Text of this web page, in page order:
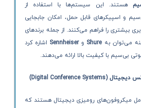
هستند. این سیستم‌ها با استفاده از
و اسپیکرهای قابل حمل، امکان جابجایی
بیشتری را فراهم می‌کنند. از جمله برندهای
می‌توان بهShure وSennheiser اشاره کرد
بی‌سیم با کیفیت بالا ارائه می‌دهند.
دیجیتال (Digital Conference Systems)
میکروفون‌های رومیزی دیجیتال هستند که